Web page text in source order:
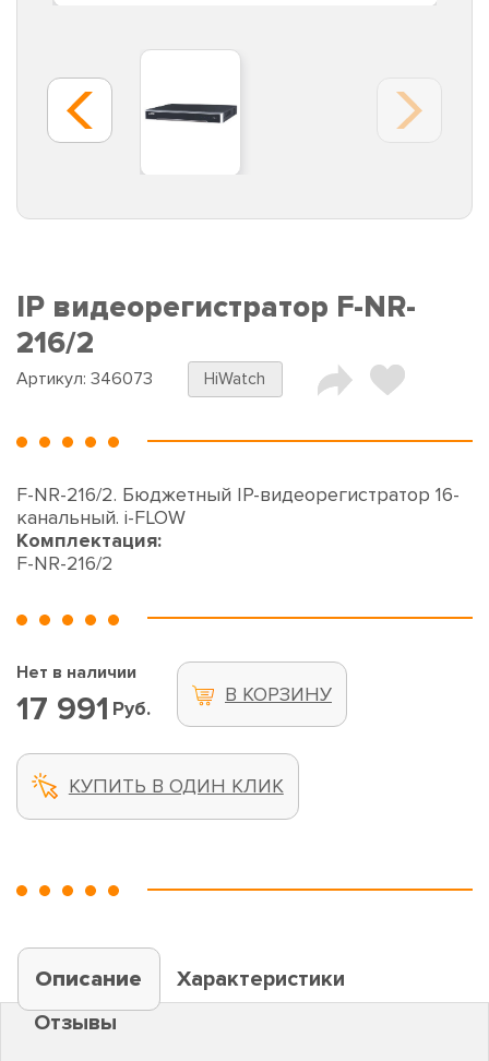
IP видеорегистратор F-NR-
216/2
Артикул: 346073 HiWatch
F-NR-216/2. Бюджетный IP-видеорегистратор 16-
канальный. i-FLOW
Комплектация:
F-NR-216/2
Нет в наличии
17 991 Руб.
В КОРЗИНУ
КУПИТЬ В ОДИН КЛИК
Описание
Характеристики
Отзывы